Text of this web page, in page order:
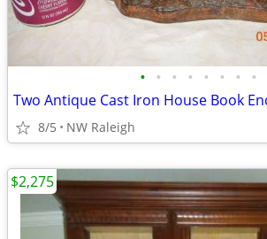
• • • • • • • •
Two Antique Cast Iron House Book
8/5 NW Raleigh
$2,275